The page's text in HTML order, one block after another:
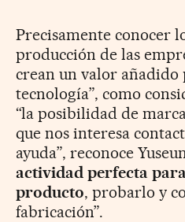
Precisamente conocer
producción de las
crean un valor añadido
tecnología”, como
“la posibilidad de
que nos interesa
ayuda”, reconoce
actividad perfecta
producto, probarlo y
fabricación”.